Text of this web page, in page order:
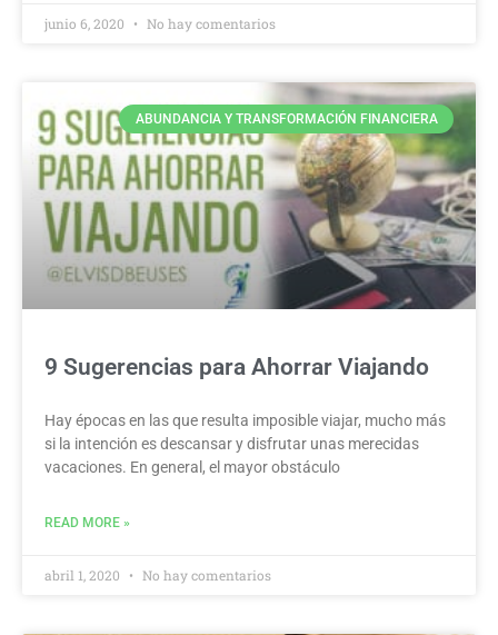
junio 6, 2020 No hay comentarios
ABUNDANCIA Y TRANSFORMACIÓN FINANCIERA
9 Sugerencias para Ahorrar Viajando
Hay épocas en las que resulta imposible viajar, mucho más
si la intención es descansar y disfrutar unas merecidas
vacaciones. En general, el mayor obstáculo
READ MORE »
abril 1, 2020 No hay comentarios